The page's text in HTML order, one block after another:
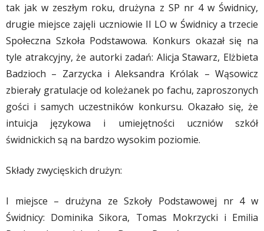
tak jak w zeszłym roku, drużyna z SP nr 4 w Świdnicy,
drugie miejsce zajęli uczniowie II LO w Świdnicy a trzecie
Społeczna Szkoła Podstawowa. Konkurs okazał się na
tyle atrakcyjny, że autorki zadań: Alicja Stawarz, Elżbieta
Badzioch – Zarzycka i Aleksandra Królak – Wąsowicz
zbierały gratulacje od koleżanek po fachu, zaproszonych
gości i samych uczestników konkursu. Okazało się, że
intuicja językowa i umiejętności uczniów szkół
świdnickich są na bardzo wysokim poziomie.
Składy zwycięskich drużyn:
I miejsce – drużyna ze Szkoły Podstawowej nr 4 w
Świdnicy: Dominika Sikora, Tomas Mokrzycki i Emilia